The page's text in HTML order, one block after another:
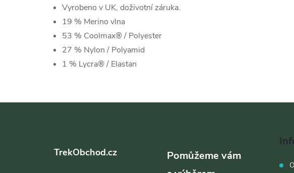
Vyrobeno v UK, doživotní záruka.
19 % Merino vlna
53 % Coolmax® / Polyester
27 % Nylon / Polyamid
1 % Lycra® / Elastan
TrekObchod.cz